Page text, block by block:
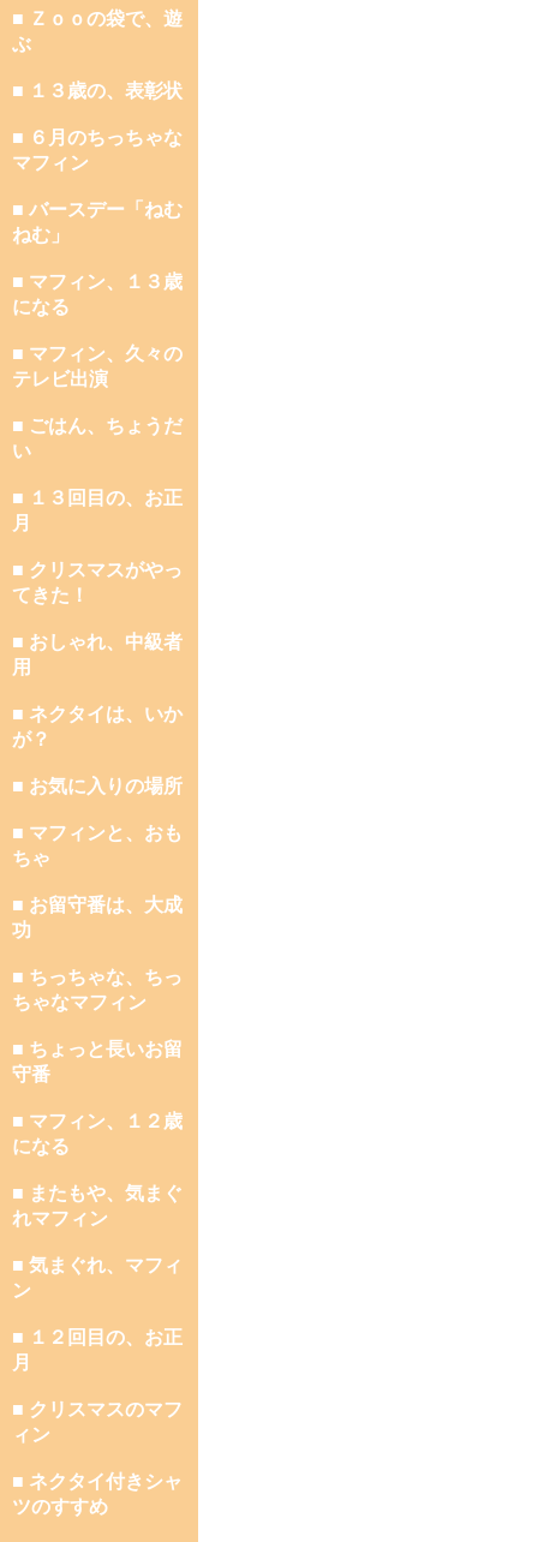
■ Ｚｏｏの袋で、遊
ぶ
■ １３歳の、表彰状
■ ６月のちっちゃな
マフィン
■ バースデー「ねむ
ねむ」
■ マフィン、１３歳
になる
■ マフィン、久々の
テレビ出演
■ ごはん、ちょうだ
い
■ １３回目の、お正
月
■ クリスマスがやっ
てきた！
■ おしゃれ、中級者
用
■ ネクタイは、いか
が？
■ お気に入りの場所
■ マフィンと、おも
ちゃ
■ お留守番は、大成
功
■ ちっちゃな、ちっ
ちゃなマフィン
■ ちょっと長いお留
守番
■ マフィン、１２歳
になる
■ またもや、気まぐ
れマフィン
■ 気まぐれ、マフィ
ン
■ １２回目の、お正
月
■ クリスマスのマフ
ィン
■ ネクタイ付きシャ
ツのすすめ